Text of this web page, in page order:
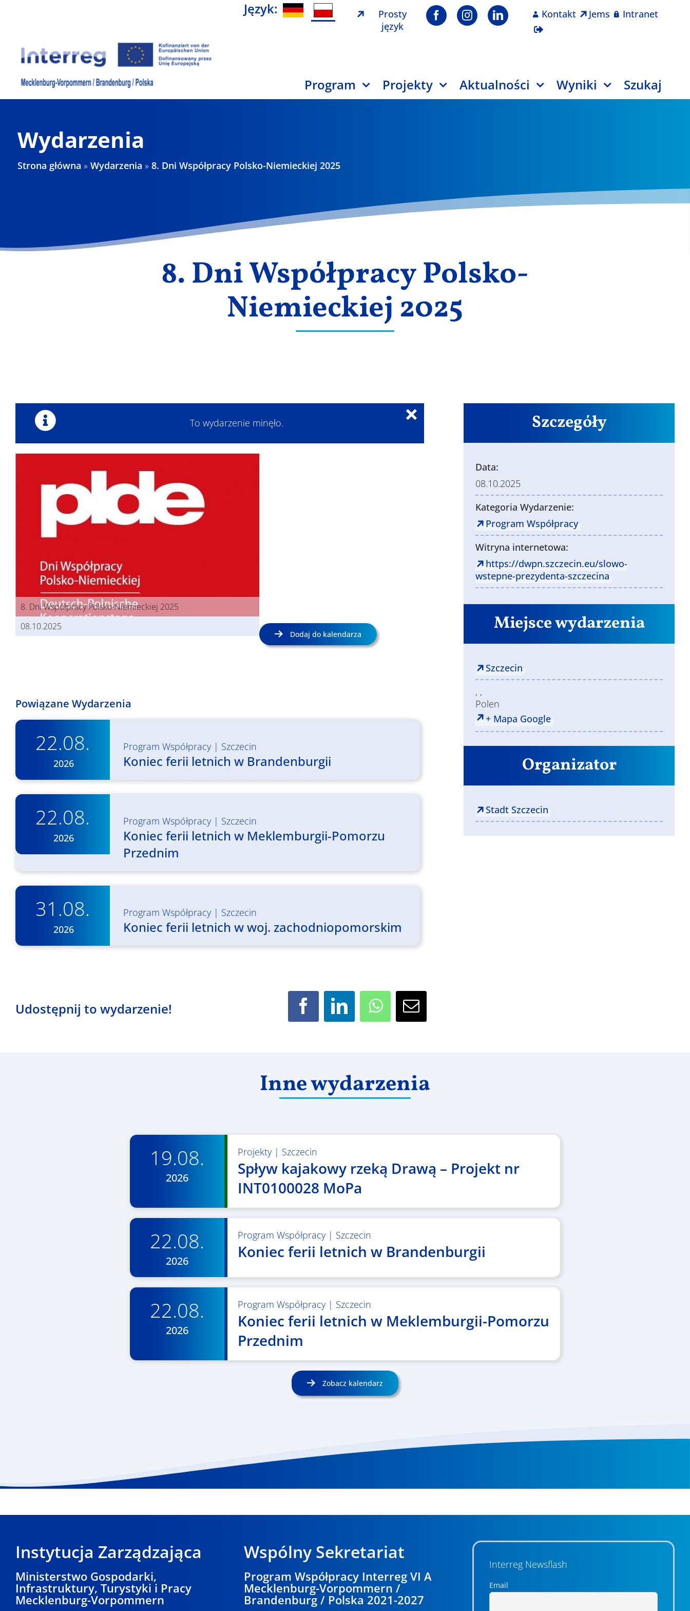
Język:
Prosty
język
Kontakt Jems Intranet
Program Projekty Aktualności Wyniki Szukaj
Wydarzenia
Strona główna »Wydarzenia »8. Dni Współpracy Polsko-Niemieckiej 2025
8. Dni Współpracy Polsko-
Niemieckiej 2025
To wydarzenie minęło.
×
8. Dni Współpracy Polsko-Niemieckiej 2025
08.10.2025
Dodaj do kalendarza
Powiązane Wydarzenia
22.08.
2026
Program Współpracy| Szczecin
Koniec ferii letnich w Brandenburgii
22.08.
2026
Program Współpracy| Szczecin
Koniec ferii letnich w Meklemburgii-Pomorzu
Przednim
31.08.
2026
Program Współpracy| Szczecin
Koniec ferii letnich w woj. zachodniopomorskim
Udostępnij to wydarzenie! LinkedIn WhatsAppEmail
Szczegóły
Data:
08.10.2025
Kategoria Wydarzenie:
Program Współpracy
Witryna internetowa:
https://dwpn.szczecin.eu/slowo-
wstepne-prezydenta-szczecina
Miejsce wydarzenia
Szczecin
, ,
Polen
+ Mapa Google
Organizator
Stadt Szczecin
Inne wydarzenia
19.08.
2026
Projekty| Szczecin
Spływ kajakowy rzeką Drawą – Projekt nr
INT0100028 MoPa
22.08.
2026
Program Współpracy| Szczecin
Koniec ferii letnich w Brandenburgii
22.08.
2026
Program Współpracy| Szczecin
Koniec ferii letnich w Meklemburgii-Pomorzu
Przednim
Zobacz kalendarz
Instytucja Zarządzająca
Ministerstwo Gospodarki,
Infrastruktury, Turystyki i Pracy
Mecklenburg-Vorpommern
Wspólny Sekretariat
Program Współpracy Interreg VI A
Mecklenburg-Vorpommern /
Brandenburg / Polska 2021-2027
Interreg Newsflash
Email